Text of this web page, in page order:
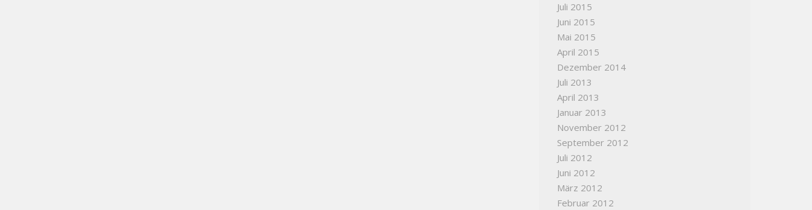
Juli 2015
Juni 2015
Mai 2015
April 2015
Dezember 2014
Juli 2013
April 2013
Januar 2013
November 2012
September 2012
Juli 2012
Juni 2012
März 2012
Februar 2012